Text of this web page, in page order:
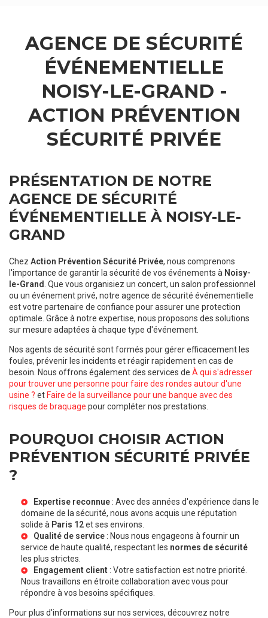
AGENCE DE SÉCURITÉ
ÉVÉNEMENTIELLE
NOISY-LE-GRAND -
ACTION PRÉVENTION
SÉCURITÉ PRIVÉE
PRÉSENTATION DE NOTRE
AGENCE DE SÉCURITÉ
ÉVÉNEMENTIELLE À NOISY-LE-
GRAND
Chez Action Prévention Sécurité Privée, nous comprenons
l'importance de garantir la sécurité de vos événements à Noisy-
le-Grand . Que vous organisiez un concert, un salon professionnel
ou un événement privé, notre agence de sécurité événementielle
est votre partenaire de confiance pour assurer une protection
optimale. Grâce à notre expertise, nous proposons des solutions
sur mesure adaptées à chaque type d'événement.
Nos agents de sécurité sont formés pour gérer efficacement les
foules, prévenir les incidents et réagir rapidement en cas de
besoin. Nous offrons également des services de À qui s'adresser
pour trouver une personne pour faire des rondes autour d'une
usine ? et Faire de la surveillance pour une banque avec des
risques de braquage pour compléter nos prestations.
POURQUOI CHOISIR ACTION
PRÉVENTION SÉCURITÉ PRIVÉE
?
Expertise reconnue : Avec des années d'expérience dans le
domaine de la sécurité, nous avons acquis une réputation
solide à Paris 12et ses environs.
Qualité de service : Nous nous engageons à fournir un
service de haute qualité, respectant les normes de sécurité
les plus strictes.
Engagement client : Votre satisfaction est notre priorité.
Nous travaillons en étroite collaboration avec vous pour
répondre à vos besoins spécifiques.
Pour plus d'informations sur nos services, découvrez notre